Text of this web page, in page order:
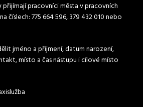
pracovníci města v pracovních
číslech: 775 664 596, 379 432 010 nebo
jméno a příjmení, datum narození,
místo a čas nástupu i cílové místo